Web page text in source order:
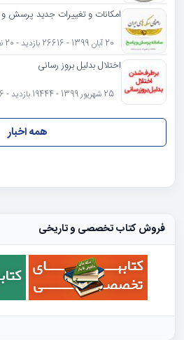
امکانات و تغییرات جدید پرسش
20 آبان 1399 - 26616 بازدید - 20 نظر
اختلال بدلیل بروز رسانی
25 شهریور 1399 - 19444 بازدید - 6 نظر
همه اخبار
فروش کتاب تخصصی و تاریخی